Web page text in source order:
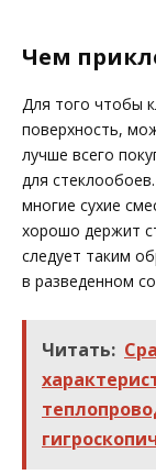
Чем
Для того чтобы
поверхность,
лучше всего
для
многие сухие
хорошо держит
следует таким
в разведенном
Читать: